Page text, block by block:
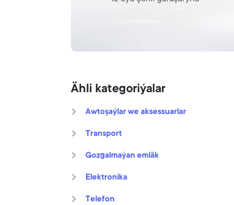
Ähli kategoriýalar
Awtoşaýlar we aksessuarlar
Transport
Gozgalmaýan emläk
Elektronika
Telefon